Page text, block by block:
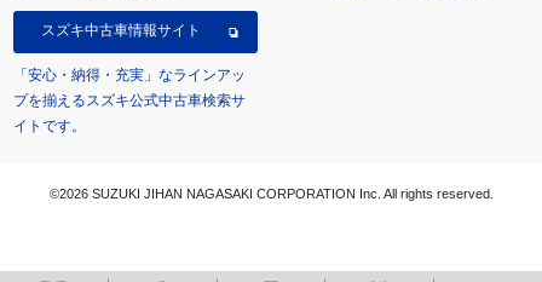
スズキ中古車情報サイト
「安心・納得・充実」なラインアッ
プを揃えるスズキ公式中古車検索サ
イトです。
©2026 SUZUKI JIHAN NAGASAKI CORPORATION Inc. All rights reserved.